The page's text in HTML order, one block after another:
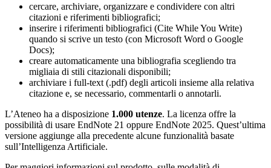
cercare, archiviare, organizzare e condividere con altri
citazioni e riferimenti bibliografici;
inserire i riferimenti bibliografici (Cite While You Write)
quando si scrive un testo (con Microsoft Word o Google
Docs);
creare automaticamente una bibliografia scegliendo tra
migliaia di stili citazionali disponibili;
archiviare i full-text (.pdf) degli articoli insieme alla relativa
citazione e, se necessario, commentarli o annotarli.
L’Ateneo ha a disposizione 1.000 utenze. La licenza offre la
possibilità di usare EndNote 21 oppure EndNote 2025. Quest’ultima
versione aggiunge alla precedente alcune funzionalità basate
sull’Intelligenza Artificiale.